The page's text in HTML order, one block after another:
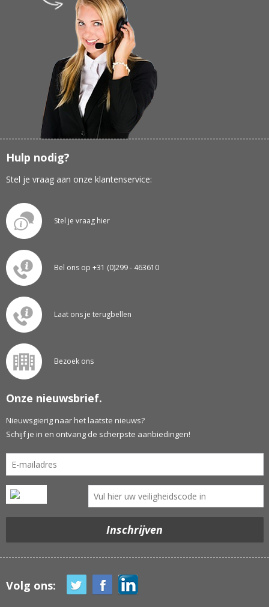
Hulp nodig?
Stel je vraag aan onze klantenservice:
Stel je vraag hier
Bel ons op +31 (0)299 - 463610
Laat ons je terugbellen
Bezoek ons
Onze nieuwsbrief.
Nieuwsgierig naar het laatste nieuws?
Schijf je in en ontvang de scherpste aanbiedingen!
Volg ons: